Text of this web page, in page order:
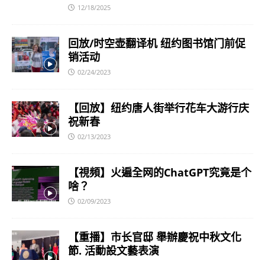
12/18/2025
回放/时空壶翻译机 纽约图书馆门前促
销活动
02/24/2023
【回放】纽约唐人街举行花车大游行庆
祝新春
02/13/2023
【視頻】火遍全网的ChatGPT究竟是个
啥？
02/09/2023
【重播】市长官邸 舉辦慶祝中秋文化
節. 活動設文藝表演